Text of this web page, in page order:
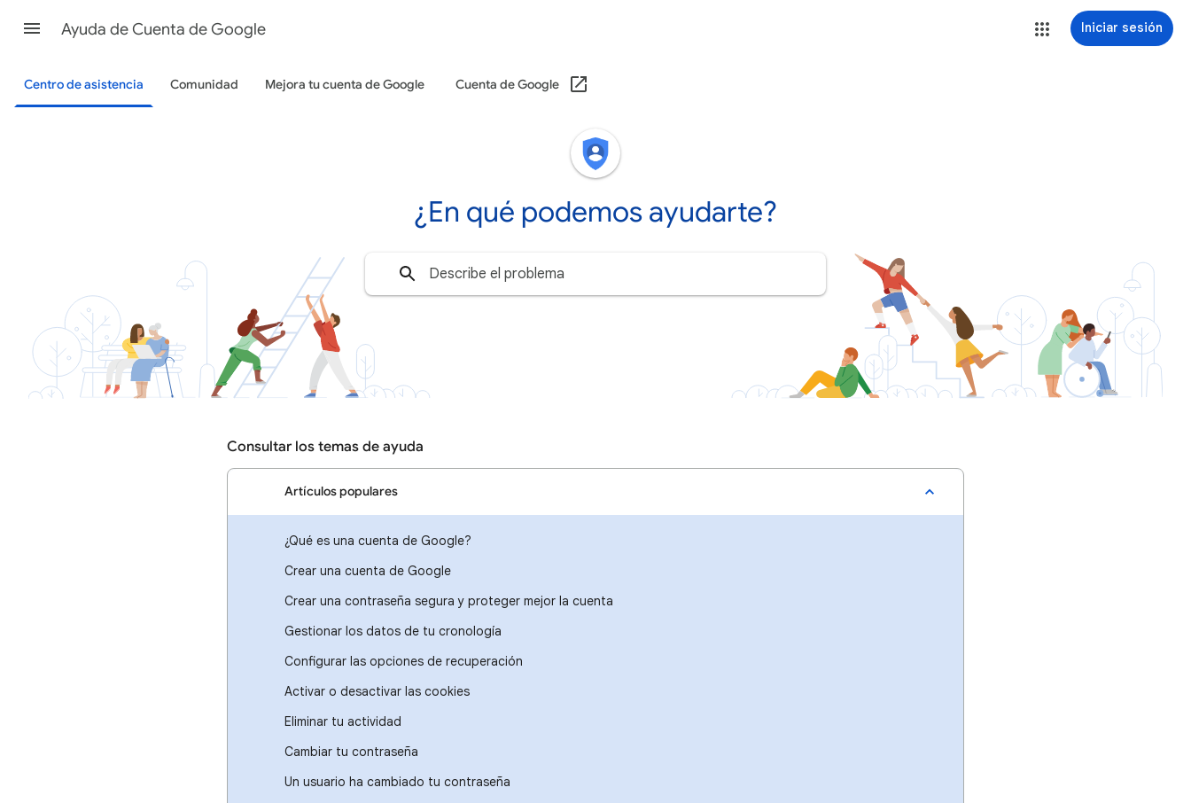
Ayuda de Cuenta de Google Iniciar sesión
Centro de asistencia Comunidad Mejora tu cuenta de Google Cuenta de Google
¿En qué podemos ayudarte?
Consultar los temas de ayuda
Artículos populares
¿Qué es una cuenta de Google?
Crear una cuenta de Google
Crear una contraseña segura y proteger mejor la cuenta
Gestionar los datos de tu cronología
Configurar las opciones de recuperación
Activar o desactivar las cookies
Eliminar tu actividad
Cambiar tu contraseña
Un usuario ha cambiado tu contraseña